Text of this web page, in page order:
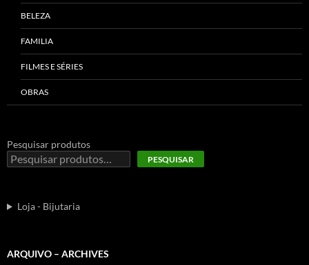
BELEZA
FAMILIA
FILMES E SÉRIES
OBRAS
Pesquisar produtos
PESQUISAR
Loja - Bijutaria
ARQUIVO – ARCHIVES